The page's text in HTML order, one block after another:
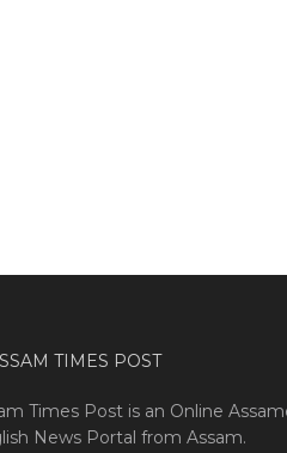
Times Post is an Online
News Portal from Assam.